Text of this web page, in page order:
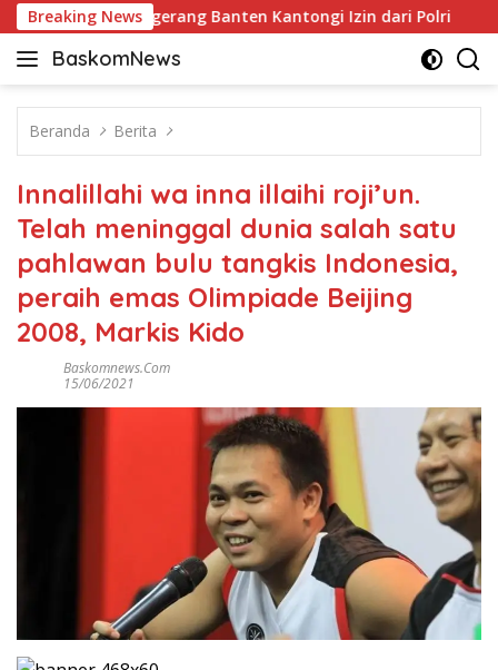
Langsung
ke
konten
Breaking News
BSD Tangerang Banten Kantongi Izin dari Polri
BaskomNews
Informasi
dan
Beranda Berita
Innalillahi wa inna illaihi roji’un.
Telah meninggal dunia salah satu
pahlawan bulu tangkis Indonesia,
peraih emas Olimpiade Beijing
2008, Markis Kido
Baskomnews.com
15/06/2021